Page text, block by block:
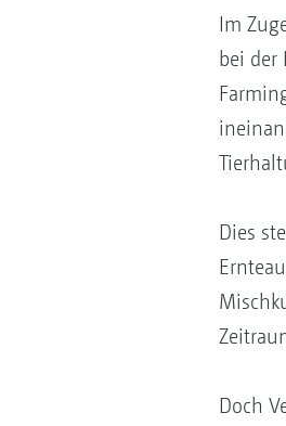
Im
bei der
Dies
Doch